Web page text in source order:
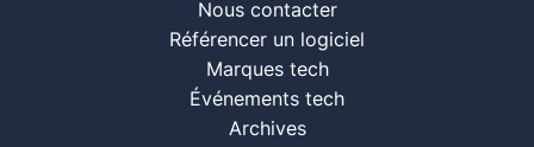
Nous contacter
Référencer un logiciel
Marques tech
Événements tech
Archives